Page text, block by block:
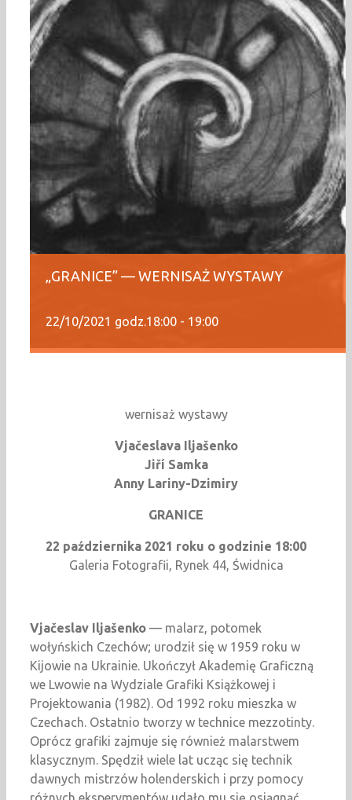
„GRANICE” — WERNISAŻ WYSTAWY
22/10/2021 godz.18:00 - 19:00
wernisaż wystawy
Vjačeslava Iljašenko
Jiří Samka
Anny Lariny-Dzimiry
GRANICE
22 października 2021 roku o godzinie 18:00
Galeria Fotografii, Rynek 44, Świdnica
Vjačeslav Iljašenko — malarz, potomek
wołyńskich Czechów; urodził się w 1959 roku w
Kijowie na Ukrainie. Ukończył Akademię Graficzną
we Lwowie na Wydziale Grafiki Książkowej i
Projektowania (1982). Od 1992 roku mieszka w
Czechach. Ostatnio tworzy w technice mezzotinty.
Oprócz grafiki zajmuje się również malarstwem
klasycznym. Spędził wiele lat ucząc się technik
dawnych mistrzów holenderskich i przy pomocy